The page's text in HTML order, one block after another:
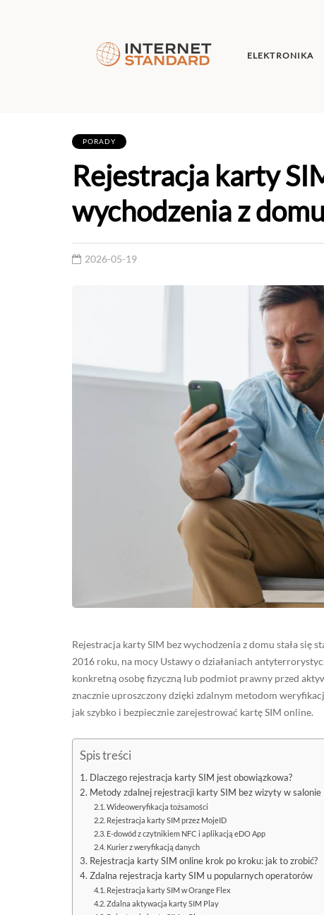
ELEKTRONIKA
PORADY
Rejestracja karty
wychodzenia z
2026-05-19
Rejestracja karty SIM bez wychodzenia z domu stała się
2016 roku, na mocy Ustawy o działaniach
konkretną osobę fizyczną lub podmiot prawny przed
znacznie uproszczony dzięki zdalnym metodom
jak szybko i bezpiecznie zarejestrować kartę SIM online.
Spis treści
Dlaczego rejestracja karty SIM jest obowiązkowa?
Metody zdalnej rejestracji karty SIM bez wizyty w salonie
Wideoweryfikacja tożsamości
Rejestracja karty SIM przez MojeID
E-dowód z czytnikiem NFC i aplikacją eDO App
Kurier z weryfikacją danych
Rejestracja karty SIM online krok po kroku: jak to zrobić?
Zdalna rejestracja karty SIM u popularnych operatorów
Rejestracja karty SIM w Orange Flex
Zdalna aktywacja karty SIM Play